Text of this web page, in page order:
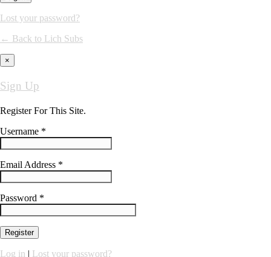
Lost your password?
← Back to Lich Subs
×
Sign Up
Register For This Site.
Username *
Email Address *
Password *
Log in | Lost your password?